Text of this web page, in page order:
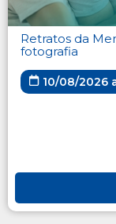
Retratos da
fotografia
10/08/2026